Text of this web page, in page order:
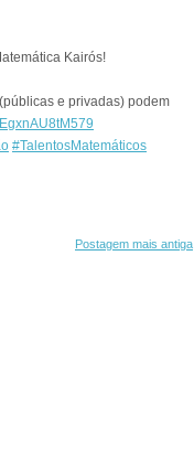
Kairós!
e privadas) podem
#TalentosMatemáticos
Postagem mais antiga